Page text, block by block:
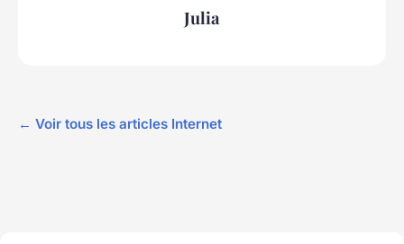
Julia
← Voir tous les articles Internet